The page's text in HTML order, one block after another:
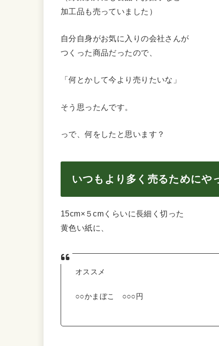
加工品も売っていました）
自分自身がお気に入りの会社さんが
つくった商品だったので、
「何とかして今より売りたいな」
そう思ったんです。
っで、何をしたと思います？
いつもより多く売るためにや
15cm×５cmくらいに長細く切った
黄色い紙に、
オススメ
○○かまぼこ ○○○円